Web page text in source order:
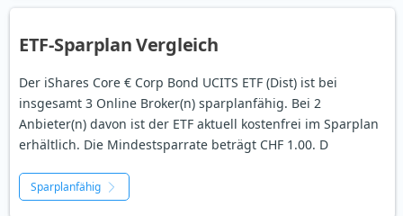
ETF-Sparplan Vergleich
Der iShares Core € Corp Bond UCITS ETF (Dist) ist bei
insgesamt 3 Online Broker(n) sparplanfähig. Bei 2
Anbieter(n) davon ist der ETF aktuell kostenfrei im Sparplan
erhältlich. Die Mindestsparrate beträgt CHF 1.00. D
Sparplanfähig